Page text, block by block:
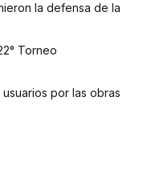
la defensa de la
Torneo
por las obras